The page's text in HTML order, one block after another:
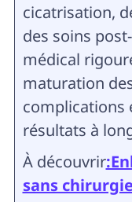
cicatrisation,
des soins
médical
maturation
complications
résultats à
À découvrir
sans chirurgie